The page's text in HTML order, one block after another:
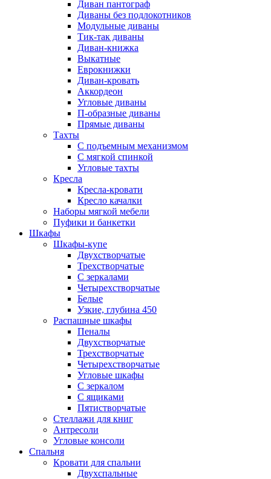
Диван пантограф
Диваны без подлокотников
Модульные диваны
Тик-так диваны
Диван-книжка
Выкатные
Еврокнижки
Диван-кровать
Аккордеон
Угловые диваны
П-образные диваны
Прямые диваны
Тахты
С подъемным механизмом
С мягкой спинкой
Угловые тахты
Кресла
Кресла-кровати
Кресло качалки
Наборы мягкой мебели
Пуфики и банкетки
Шкафы
Шкафы-купе
Двухстворчатые
Трехстворчатые
С зеркалами
Четырехстворчатые
Белые
Узкие, глубина 450
Распашные шкафы
Пеналы
Двухстворчатые
Трехстворчатые
Четырехстворчатые
Угловые шкафы
С зеркалом
С ящиками
Пятистворчатые
Стеллажи для книг
Антресоли
Угловые консоли
Спальня
Кровати для спальни
Двухспальные